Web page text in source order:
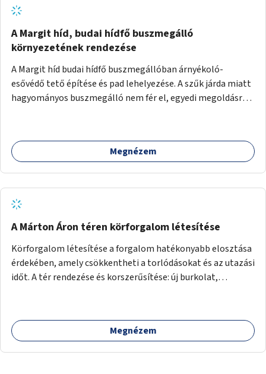
A Margit híd, budai hídfő buszmegálló
környezetének rendezése
A Margit híd budai hídfő buszmegállóban árnyékoló-
esővédő tető építése és pad lehelyezése. A szűk járda miatt
hagyományos buszmegálló nem fér el, egyedi megoldásra
Megnézem
A Márton Áron téren körforgalom létesítése
Körforgalom létesítése a forgalom hatékonyabb elosztása
érdekében, amely csökkentheti a torlódásokat és az utazási
időt. A tér rendezése és korszerűsítése: új burkolat,
időznek.
Megnézem